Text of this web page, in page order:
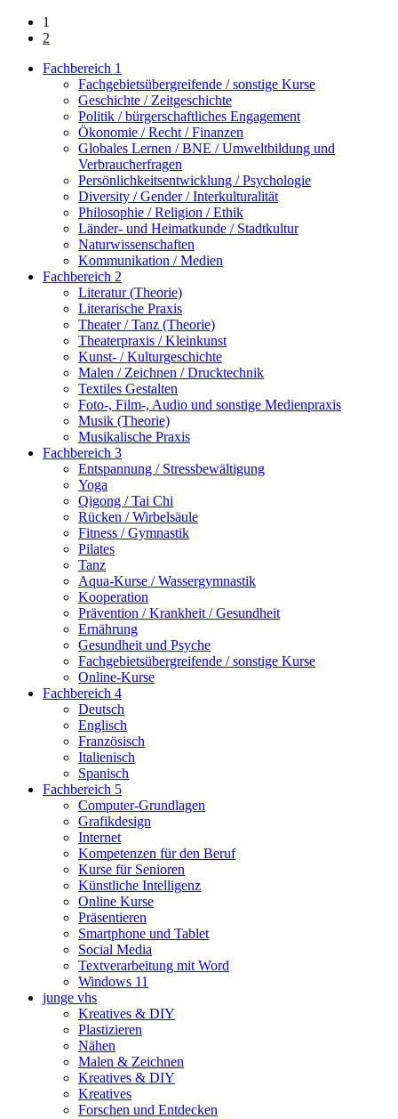
1
2
Fachbereich 1
Fachgebietsübergreifende / sonstige Kurse
Geschichte / Zeitgeschichte
Politik / bürgerschaftliches Engagement
Ökonomie / Recht / Finanzen
Globales Lernen / BNE / Umweltbildung und
Verbraucherfragen
Persönlichkeitsentwicklung / Psychologie
Diversity / Gender / Interkulturalität
Philosophie / Religion / Ethik
Länder- und Heimatkunde / Stadtkultur
Naturwissenschaften
Kommunikation / Medien
Fachbereich 2
Literatur (Theorie)
Literarische Praxis
Theater / Tanz (Theorie)
Theaterpraxis / Kleinkunst
Kunst- / Kulturgeschichte
Malen / Zeichnen / Drucktechnik
Textiles Gestalten
Foto-, Film-, Audio und sonstige Medienpraxis
Musik (Theorie)
Musikalische Praxis
Fachbereich 3
Entspannung / Stressbewältigung
Yoga
Qigong / Tai Chi
Rücken / Wirbelsäule
Fitness / Gymnastik
Pilates
Tanz
Aqua-Kurse / Wassergymnastik
Kooperation
Prävention / Krankheit / Gesundheit
Ernährung
Gesundheit und Psyche
Fachgebietsübergreifende / sonstige Kurse
Online-Kurse
Fachbereich 4
Deutsch
Englisch
Französisch
Italienisch
Spanisch
Fachbereich 5
Computer-Grundlagen
Grafikdesign
Internet
Kompetenzen für den Beruf
Kurse für Senioren
Künstliche Intelligenz
Online Kurse
Präsentieren
Smartphone und Tablet
Social Media
Textverarbeitung mit Word
Windows 11
junge vhs
Kreatives & DIY
Plastizieren
Nähen
Malen & Zeichnen
Kreatives & DIY
Kreatives
Forschen und Entdecken